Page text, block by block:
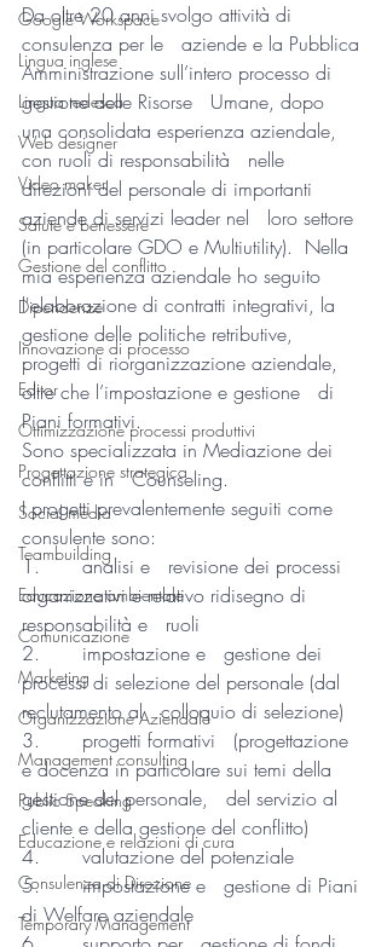
Google Workspace
Lingua inglese
Lingua tedesca
Web designer
Video maker
Salute e benessere
Gestione del conflitto
Dipendenze
Innovazione di processo
Editor
Ottimizzazione processi produttivi
Progettazione strategica
Social media
Teambuilding
Educazione ambientale
Comunicazione
Marketing
Organizzazione Aziendale
Management consulting
Public Speaking
Educazione e relazioni di cura
Consulenza di Direzione
Temporary Management
Da oltre 20 anni svolgo attività di
consulenza per le   aziende e la Pubblica
Amministrazione sull’intero processo di
gestione delle Risorse   Umane, dopo
una consolidata esperienza aziendale,
con ruoli di responsabilità   nelle
direzioni del personale di importanti
aziende di servizi leader nel   loro settore
(in particolare GDO e Multiutility).  Nella
mia esperienza aziendale ho seguito
l'elaborazione di contratti integrativi, la
gestione delle politiche retributive,
progetti di riorganizzazione aziendale,
oltre che l’impostazione e gestione   di
Piani formativi.
Sono specializzata in Mediazione dei
conflitti e in   Counseling.
I progetti prevalentemente seguiti come
consulente sono:
1.       analisi e   revisione dei processi
organizzativi e relativo ridisegno di
responsabilità e   ruoli
2.       impostazione e   gestione dei
processi di selezione del personale (dal
reclutamento al   colloquio di selezione)
3.       progetti formativi   (progettazione
e docenza in particolare sui temi della
gestione del personale,   del servizio al
cliente e della gestione del conflitto)
4.       valutazione del potenziale
5.       impostazione e   gestione di Piani
di Welfare aziendale